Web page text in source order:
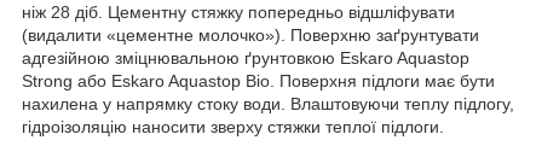
ніж 28 діб. Цементну стяжку попередньо відшліфувати
(видалити «цементне молочко»). Поверхню заґрунтувати
адгезійною зміцнювальною ґрунтовкою Eskaro Aquastop
Strong або Eskaro Aquastop Bio. Поверхня підлоги має бути
нахилена у напрямку стоку води. Влаштовуючи теплу підлогу,
гідроізоляцію наносити зверху стяжки теплої підлоги.